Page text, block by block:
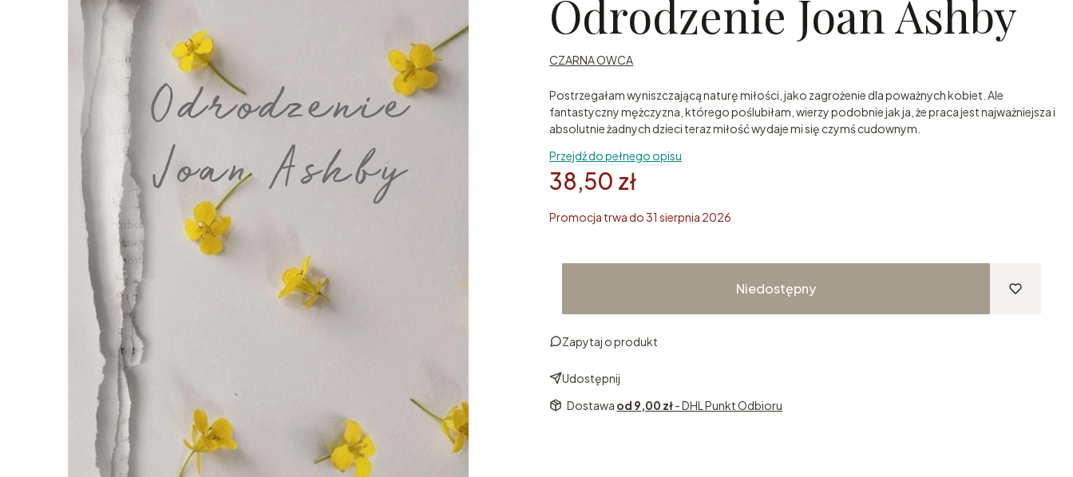
Odrodzenie Joan Ashby
CZARNA OWCA
Postrzegałam wyniszczającą naturę miłości, jako zagrożenie dla poważnych kobiet. Ale
fantastyczny mężczyzna, którego poślubiłam, wierzy podobnie jak ja, że praca jest najważniejsza i
absolutnie żadnych dzieci teraz miłość wydaje mi się czymś cudownym.
Przejdź do pełnego opisu
38,50 zł
Promocja trwa do 31 sierpnia 2026
Niedostępny
Zapytaj o produkt
Udostępnij
Dostawa od 9,00 zł- DHL Punkt Odbioru